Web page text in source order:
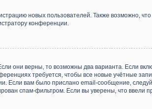
новых пользователей. Также возможно,
конференции.
они верны, то возможны два варианта. Если
требуется, чтобы все новые учётные
Если вам было прислано email-сообщение,
спам-фильтром. Если вы уверены, что ввели